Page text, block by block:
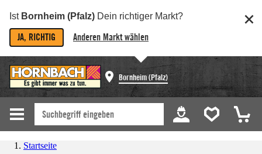
Ist Bornheim (Pfalz) Dein richtiger Markt?
JA, RICHTIG Anderen Markt wählen
Bornheim (Pfalz)
Startseite